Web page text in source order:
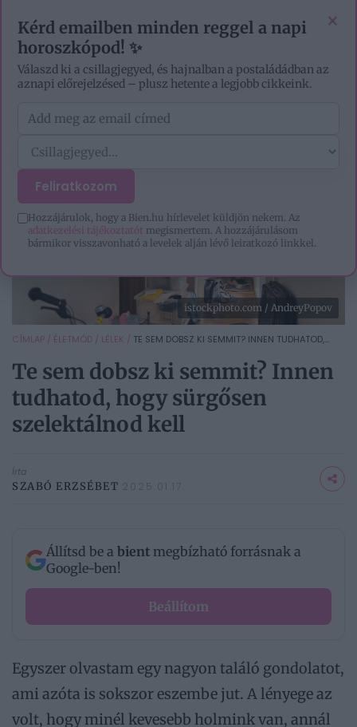
istockphoto.com / AndreyPopov
CÍMLAP / ÉLETMÓD / LÉLEK / TE SEM DOBSZ KI SEMMIT? INNEN TUDHATOD,...
Te sem dobsz ki semmit? Innen
tudhatod, hogy sürgősen
szelektálnod kell
Írta
SZABÓ ERZSÉBET 2025.01.17.
Állítsd be a bient megbízható forrásnak a
Google-ben!
Beállítom
Egyszer olvastam egy nagyon találó gondolatot,
ami azóta is sokszor eszembe jut. A lényege az
volt, hogy minél kevesebb holmink van, annál
×
Kérd emailben minden reggel a napi
horoszkópod! ✨
Válaszd ki a csillagjegyed, és hajnalban a postaládádban az
aznapi előrejelzésed – plusz hetente a legjobb cikkeink.
Feliratkozom
Hozzájárulok, hogy a Bien.hu hírlevelet küldjön nekem. Az
adatkezelési tájékoztatót megismertem. A hozzájárulásom
bármikor visszavonható a levelek alján lévő leiratkozó linkkel.